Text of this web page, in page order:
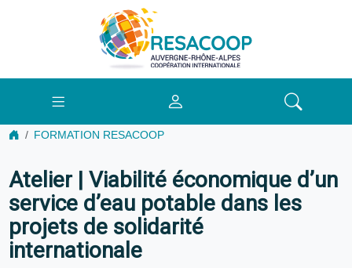
FORMATION RESACOOP
Atelier | Viabilité économique d’un
service d’eau potable dans les
projets de solidarité
internationale